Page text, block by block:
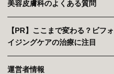
美容皮膚科のよくある質問
【PR】ここまで変わる？ビフ
イジングケアの治療に注目
運営者情報